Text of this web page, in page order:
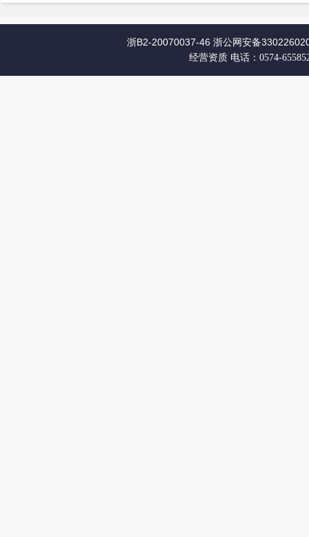
浙B2-20070037-46 浙公网安备
经营资质 电话：0574-